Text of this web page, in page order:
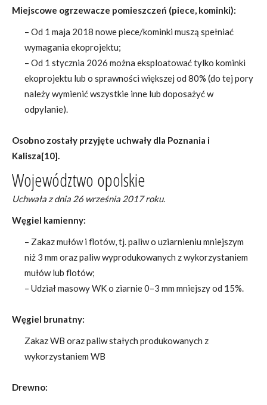
Miejscowe ogrzewacze pomieszczeń (piece, kominki):
– Od 1 maja 2018 nowe piece/kominki muszą spełniać
wymagania ekoprojektu;
– Od 1 stycznia 2026 można eksploatować tylko kominki
ekoprojektu lub o sprawności większej od 80% (do tej pory
należy wymienić wszystkie inne lub doposażyć w
odpylanie).
Osobno zostały przyjęte uchwały dla Poznania i
Kalisza[10].
Województwo opolskie
Uchwała z dnia 26 września 2017 roku.
Węgiel kamienny:
– Zakaz mułów i flotów, tj. paliw o uziarnieniu mniejszym
niż 3 mm oraz paliw wyprodukowanych z wykorzystaniem
mułów lub flotów;
– Udział masowy WK o ziarnie 0–3 mm mniejszy od 15%.
Węgiel brunatny:
Zakaz WB oraz paliw stałych produkowanych z
wykorzystaniem WB
Drewno: